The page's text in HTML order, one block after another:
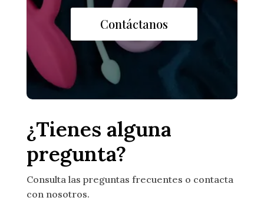
Contáctanos
¿Tienes alguna
pregunta?
Consulta las preguntas frecuentes o contacta
con nosotros.